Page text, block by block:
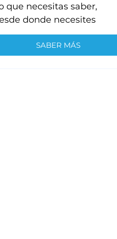
que necesitas saber,
donde necesites
SABER MÁS